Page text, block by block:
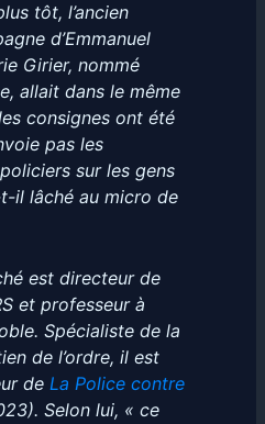
tôt, l’ancien
d’Emmanuel
Girier, nommé
allait dans le même
consignes ont été
pas les
sur les gens
il lâché au micro de
est directeur de
et professeur à
Spécialiste de la
de l’ordre, il est
de La Police contre
Selon lui, « ce